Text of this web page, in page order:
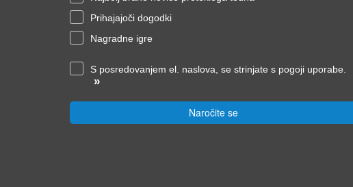
Prihajajoči dogodki
Nagradne igre
S posredovanjem el. naslova, se strinjate s pogoji uporabe.
»
Naročite se